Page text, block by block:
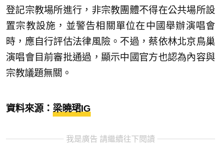
登記宗教場所進行，非宗教團體不得在公共場所設
置宗教設施，並警告相關單位在中國舉辦演唱會
時，應自行評估法律風險。不過，蔡依林北京鳥巢
演唱會目前審批通過，顯示中國官方也認為內容與
宗教議題無關。
資料來源： 梁曉珺IG
我是廣告 請繼續往下閱讀